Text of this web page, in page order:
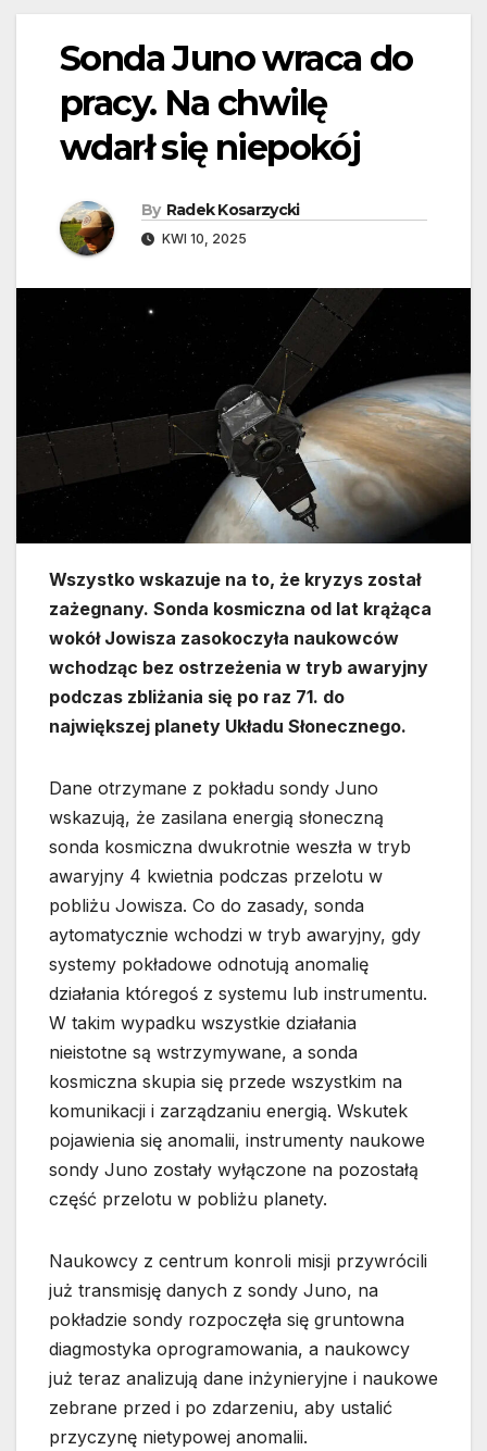
Sonda Juno wraca do
pracy. Na chwilę
wdarł się niepokój
By Radek Kosarzycki
KWI 10, 2025
Wszystko wskazuje na to, że kryzys został
zażegnany. Sonda kosmiczna od lat krążąca
wokół Jowisza zasokoczyła naukowców
wchodząc bez ostrzeżenia w tryb awaryjny
podczas zbliżania się po raz 71. do
największej planety Układu Słonecznego.
Dane otrzymane z pokładu sondy Juno
wskazują, że zasilana energią słoneczną
sonda kosmiczna dwukrotnie weszła w tryb
awaryjny 4 kwietnia podczas przelotu w
pobliżu Jowisza. Co do zasady, sonda
aytomatycznie wchodzi w tryb awaryjny, gdy
systemy pokładowe odnotują anomalię
działania któregoś z systemu lub instrumentu.
W takim wypadku wszystkie działania
nieistotne są wstrzymywane, a sonda
kosmiczna skupia się przede wszystkim na
komunikacji i zarządzaniu energią. Wskutek
pojawienia się anomalii, instrumenty naukowe
sondy Juno zostały wyłączone na pozostałą
część przelotu w pobliżu planety.
Naukowcy z centrum konroli misji przywrócili
już transmisję danych z sondy Juno, na
pokładzie sondy rozpoczęła się gruntowna
diagmostyka oprogramowania, a naukowcy
już teraz analizują dane inżynieryjne i naukowe
zebrane przed i po zdarzeniu, aby ustalić
przyczynę nietypowej anomalii.